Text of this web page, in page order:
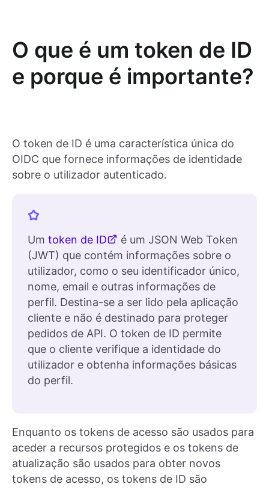
O que é um token de ID
e porque é importante?
O token de ID é uma característica única do
OIDC que fornece informações de identidade
sobre o utilizador autenticado.
Um token de ID
é um JSON Web Token
(JWT) que contém informações sobre o
utilizador, como o seu identificador único,
nome, email e outras informações de
perfil. Destina-se a ser lido pela aplicação
cliente e não é destinado para proteger
pedidos de API. O token de ID permite
que o cliente verifique a identidade do
utilizador e obtenha informações básicas
do perfil.
Enquanto os tokens de acesso são usados para
aceder a recursos protegidos e os tokens de
atualização são usados para obter novos
tokens de acesso, os tokens de ID são